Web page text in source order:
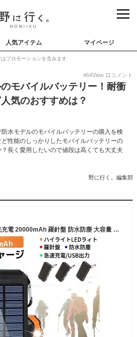
人気アイテム マイページ
プロモーションを含みます
464View 11 コメント
モバイルバッテリー！耐衝
気のおすすめは？
水モデルのモバイルバッテリーの購入を検
性能のしっかりしたモバイルバッテリーの
長く愛用したいので値段は高くても大丈夫
野に行く。編集部
モバイルバッテリー 太陽光充電 20000mAh 羅針盤 防水防塵 大容量 ライト付け ソーラー充電 出張 旅行 地震防災 携帯充電器 人気 大容量 携帯便利 バッテリー 2台同時充電 残量表示 シンプル コンパクト USB 防災 災害 iPhone14 対応